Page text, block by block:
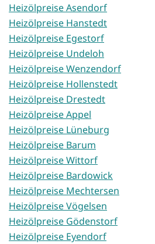
Heizölpreise Asendorf
Heizölpreise Hanstedt
Heizölpreise Egestorf
Heizölpreise Undeloh
Heizölpreise Wenzendorf
Heizölpreise Hollenstedt
Heizölpreise Drestedt
Heizölpreise Appel
Heizölpreise Lüneburg
Heizölpreise Barum
Heizölpreise Wittorf
Heizölpreise Bardowick
Heizölpreise Mechtersen
Heizölpreise Vögelsen
Heizölpreise Gödenstorf
Heizölpreise Eyendorf